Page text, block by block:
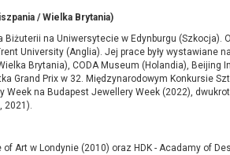
/ Wielka Brytania)
Biżuterii na Uniwersytecie w Edynburgu (Szkocja).
University (Anglia). Jej prace były wystawiane
Brytania), CODA Museum (Holandia), Beijing
Grand Prix w 32. Międzynarodowym Konkursie
na Budapest Jewellery Week (2022),
2021).
Art w Londynie (2010) oraz HDK - Acadamy of